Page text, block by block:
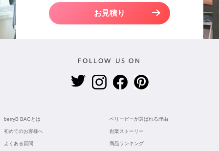
お見積り
FOLLOW US ON
berryB BAGとは ベリービーが選ばれる理由
初めてのお客様へ 創業ストーリー
よくある質問 商品ランキング